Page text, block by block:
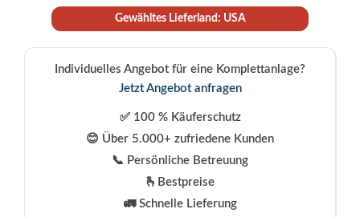
Gewähltes Lieferland: USA
Individuelles Angebot für eine Komplettanlage?
Jetzt Angebot anfragen
✅ 100 % Käuferschutz
😊 Über 5.000+ zufriedene Kunden
📞 Persönliche Betreuung
🫰Bestpreise
🚛 Schnelle Lieferung